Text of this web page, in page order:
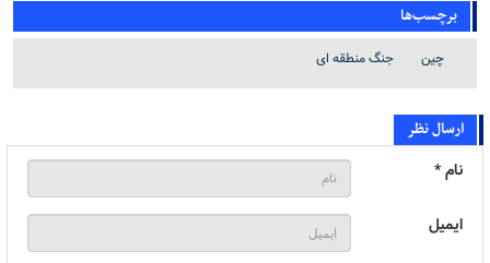
برچسب‌ها
چین جنگ منطقه ای
ارسال نظر
نام *
ایمیل